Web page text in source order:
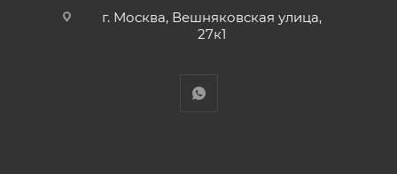
г. Москва, Вешняковская улица,
27к1